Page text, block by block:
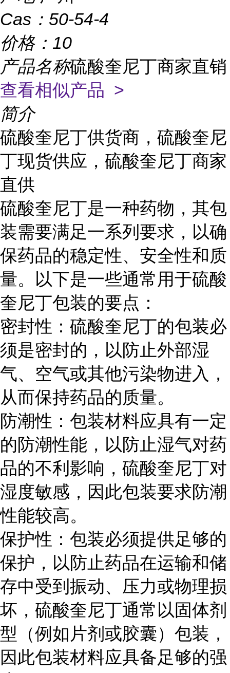
Cas： 50-54-4
价格： 10
产品名称硫酸奎尼丁商家直销
查看相似产品 >
简介
硫酸奎尼丁供货商，硫酸奎尼
丁现货供应，硫酸奎尼丁商家
直供
硫酸奎尼丁是一种药物，其包
装需要满足一系列要求，以确
保药品的稳定性、安全性和质
量。以下是一些通常用于硫酸
奎尼丁包装的要点：
密封性：硫酸奎尼丁的包装必
须是密封的，以防止外部湿
气、空气或其他污染物进入，
从而保持药品的质量。
防潮性：包装材料应具有一定
的防潮性能，以防止湿气对药
品的不利影响，硫酸奎尼丁对
湿度敏感，因此包装要求防潮
性能较高。
保护性：包装必须提供足够的
保护，以防止药品在运输和储
存中受到振动、压力或物理损
坏，硫酸奎尼丁通常以固体剂
型（例如片剂或胶囊）包装，
因此包装材料应具备足够的强